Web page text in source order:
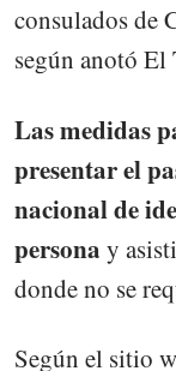
consulados de
según anotó
Las medidas
presentar el
nacional de
persona y
donde no se
Según el sitio